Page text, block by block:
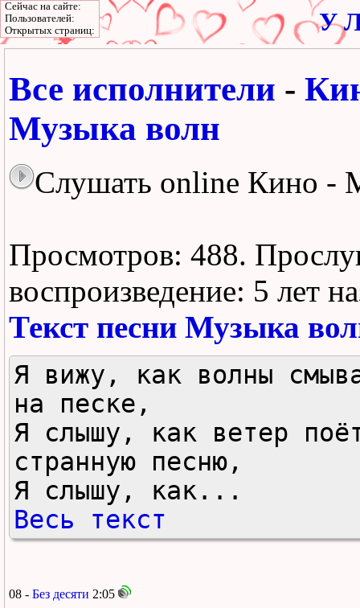
У
Все исполнители -
Музыка волн
Слушать online Кино -
Просмотров: 488.
воспроизведение: 5 лет
Текст песни Музыка
Я вижу, как волны
на песке,
Я слышу, как ветер
странную песню,
Я слышу, как...
Весь текст
08 - Без десяти 2:05
Сейчас на сайте:
Пользователей:
Открытых страниц: